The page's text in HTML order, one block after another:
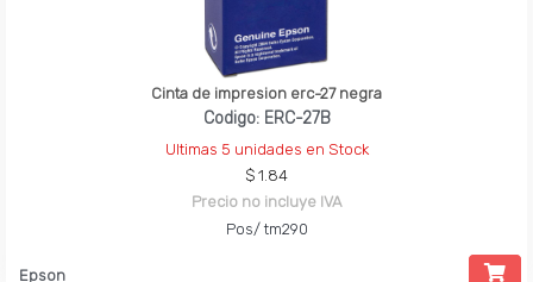
Cinta de impresion erc-27 negra
Codigo: ERC-27B
Ultimas 5 unidades en Stock
$ 1.84
Precio no incluye IVA
Pos/ tm290
Epson